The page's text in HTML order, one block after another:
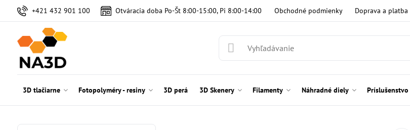
+421 432 901 100 Otváracia doba Po-Št 8:00-15:00, Pi 8:00-14:00 Obchodné podmienky Doprava a platba
3D tlačiarne Fotopolyméry - resiny 3D perá 3D Skenery Filamenty Náhradné diely Príslušenstvo